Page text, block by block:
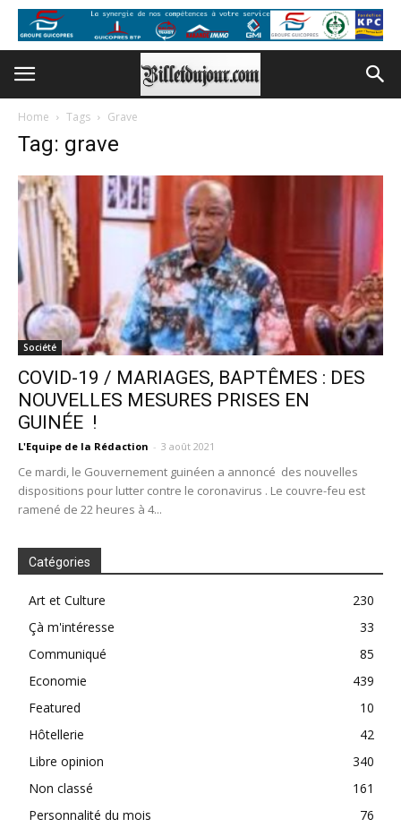
Home Tags Grave
Tag: grave
Société
COVID-19 / MARIAGES, BAPTÊMES : DES
NOUVELLES MESURES PRISES EN
GUINÉE !
L'Equipe de la Rédaction - 3 août 2021
Ce mardi, le Gouvernement guinéen a annoncé des nouvelles
dispositions pour lutter contre le coronavirus . Le couvre-feu est
ramené de 22 heures à 4...
Catégories
Art et Culture
230
Çà m'intéresse
33
Communiqué
85
Economie
439
Featured
10
Hôtellerie
42
Libre opinion
340
Non classé
161
Personnalité du mois
76